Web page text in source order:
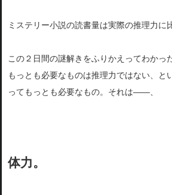
ミステリー小説の読書量は実際の推理力に
この２日間の謎解きをふりかえってわかっ
もっとも必要なものは推理力ではない、と
ってもっとも必要なもの。それは――、
体力。